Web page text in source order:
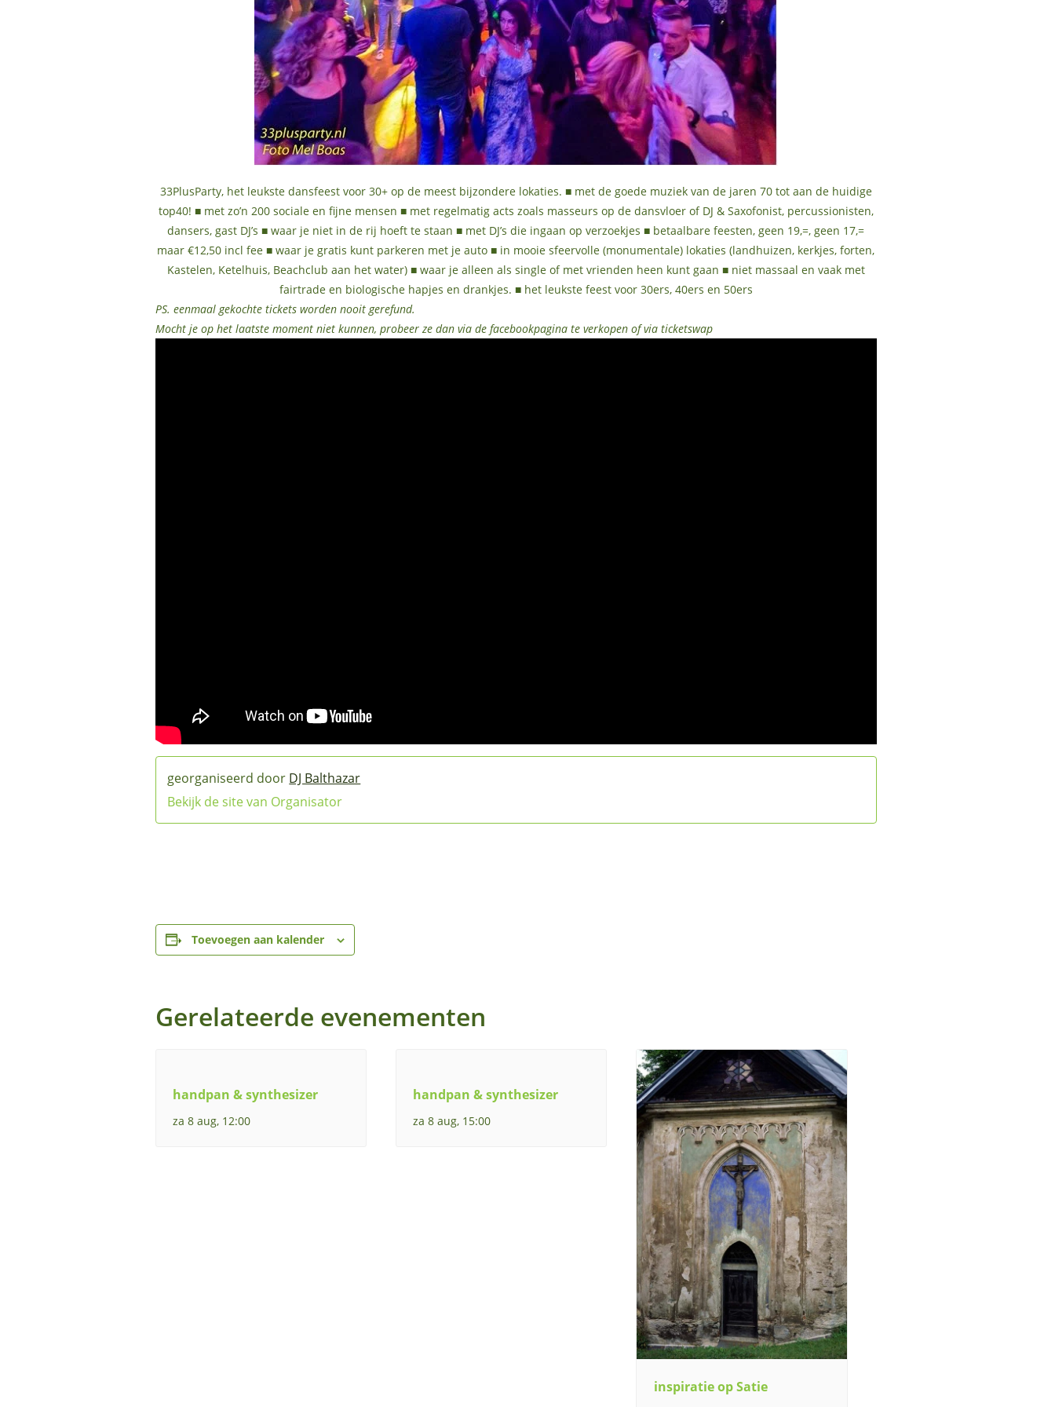
33PlusParty, het leukste dansfeest voor 30+ op de meest bijzondere lokaties. ■ met de goede muziek van de jaren 70 tot aan de huidige
top40! ■ met zo’n 200 sociale en fijne mensen ■ met regelmatig acts zoals masseurs op de dansvloer of DJ & Saxofonist, percussionisten,
dansers, gast DJ’s ■ waar je niet in de rij hoeft te staan ■ met DJ’s die ingaan op verzoekjes ■ betaalbare feesten, geen 19,=, geen 17,=
maar €12,50 incl fee ■ waar je gratis kunt parkeren met je auto ■ in mooie sfeervolle (monumentale) lokaties (landhuizen, kerkjes, forten,
Kastelen, Ketelhuis, Beachclub aan het water) ■ waar je alleen als single of met vrienden heen kunt gaan ■ niet massaal en vaak met
fairtrade en biologische hapjes en drankjes. ■ het leukste feest voor 30ers, 40ers en 50ers
PS. eenmaal gekochte tickets worden nooit gerefund.
Mocht je op het laatste moment niet kunnen, probeer ze dan via de facebookpagina te verkopen of via ticketswap
DJ Balthazar
Bekijk de site van Organisator
Toevoegen aan kalender
Gerelateerde evenementen
handpan & synthesizer
za 8 aug, 12:00
handpan & synthesizer
za 8 aug, 15:00
inspiratie op Satie